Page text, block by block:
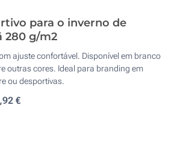
para o inverno de
280 g/m2
ajuste confortável. Disponível em branco
outras cores. Ideal para branding em
ou desportivas.
€